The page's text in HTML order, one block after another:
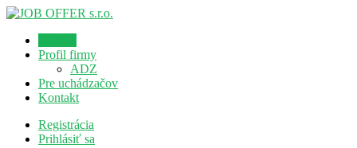
Profil firmy
ADZ
Pre uchádzačov
Kontakt
Registrácia
Prihlásiť sa